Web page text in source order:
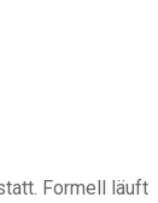
Formell läuft